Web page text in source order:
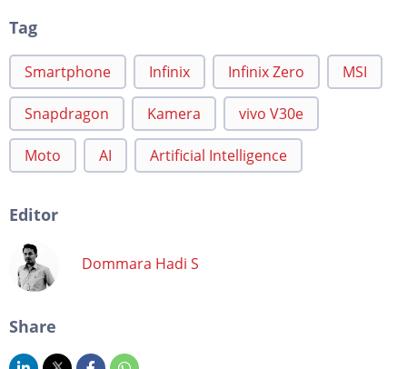
Tag
Smartphone Infinix Infinix Zero MSI
Snapdragon Kamera vivo V30e
Moto AI Artificial Intelligence
Editor
Dommara Hadi S
Share